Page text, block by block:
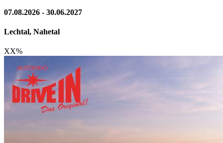
07.08.2026 - 30.06.2027
Lechtal, Nahetal
XX%